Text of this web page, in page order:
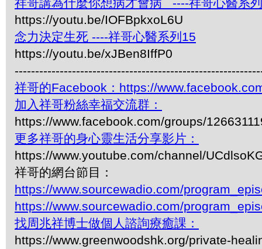
https://youtu.be/IOFBpkxoL6U
念力決定生死 ----祥哥心醫系列15
https://youtu.be/xJBen8IffP0
祥哥的Facebook：https://
加入祥哥粉絲幸福交流群：
https://www.facebook.com/groups/
更多祥哥的身心靈生活分享影片：
https://www.youtube.com/channel/
祥哥的網台節目：
https://www.sourcewadio.com/
https://www.sourcewadio.com/
找周兆祥博士做個人諮詢療癒課：
https://www.greenwoodshk.org/private-